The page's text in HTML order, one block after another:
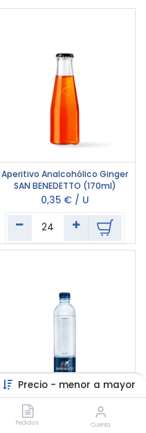
Precio - menor a mayor
Pedidos Cuenta
24
Aperitivo Analcohólico Ginger
SAN BENEDETTO (170ml)
0,35€ / U
Agua Mineral Carbonatada
Mini Tower SAN BENEDETTO